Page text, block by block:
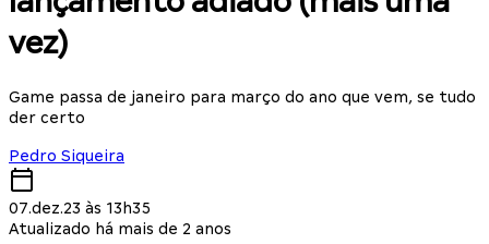
vez)
Game passa de janeiro para março do ano que vem, se tudo
der certo
Pedro Siqueira
07.dez.23 às 13h35
Atualizado há mais de 2 anos